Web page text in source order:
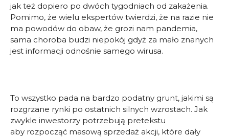
jak też dopiero po dwóch tygodniach od zakażenia.
Pomimo, że wielu ekspertów twierdzi, że na razie nie
ma powodów do obaw, że grozi nam pandemia,
sama choroba budzi niepokój gdyż za mało znanych
jest informacji odnośnie samego wirusa.
To wszystko pada na bardzo podatny grunt, jakimi są
rozgrzane rynki po ostatnich silnych wzrostach. Jak
zwykle inwestorzy potrzebują pretekstu
aby rozpocząć masową sprzedaż akcji, które dały